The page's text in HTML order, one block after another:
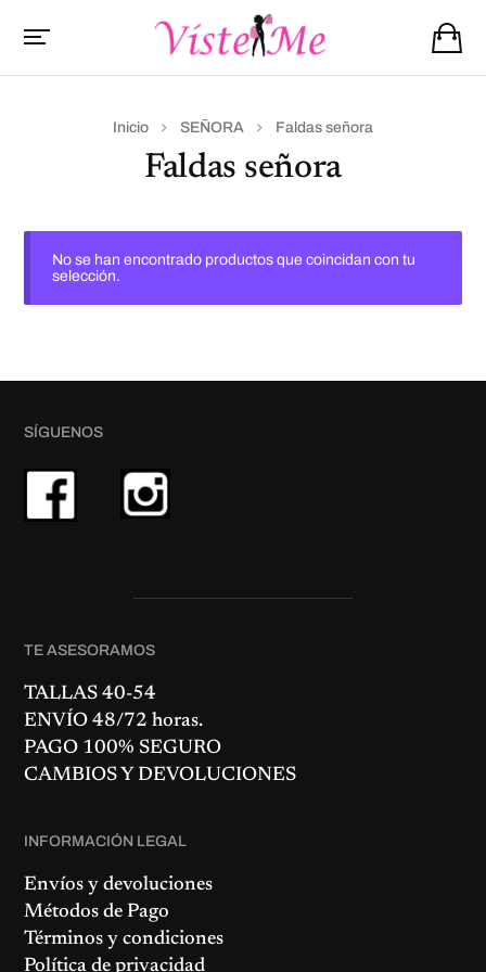
Inicio SEÑORA Faldas señora
Faldas señora
No se han encontrado productos que coincidan con tu
selección.
SÍGUENOS
TE ASESORAMOS
TALLAS 40-54
ENVÍO 48/72 horas.
PAGO 100% SEGURO
CAMBIOS Y DEVOLUCIONES
INFORMACIÓN LEGAL
Envíos y devoluciones
Métodos de Pago
Términos y condiciones
Política de privacidad